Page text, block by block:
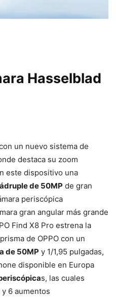
Hasselblad
un nuevo sistema de
destaca su zoom
este dispositivo una
de 50MP de gran
periscópica
gran angular más grande
Find X8 Pro estrena la
de OPPO con un
de 50MP y 1/1,95 pulgadas,
disponible en Europa
s, las cuales
6 aumentos